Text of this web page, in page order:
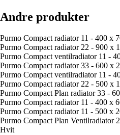
Andre produkter
Purmo Compact radiator 11 - 400 x
Purmo Compact radiator 22 - 900 x
Purmo Compact ventilradiator 11 -
Purmo Compact radiator 33 - 600 x
Purmo Compact ventilradiator 11 -
Purmo Compact radiator 22 - 500 x
Purmo Compact Plan radiator 33 -
Purmo Compact radiator 11 - 400 x
Purmo Compact radiator 11 - 500 x
Purmo Compact Plan Ventilradiator
Hvit